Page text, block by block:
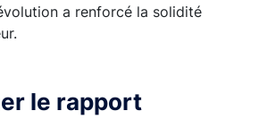
a renforcé la solidité
le rapport